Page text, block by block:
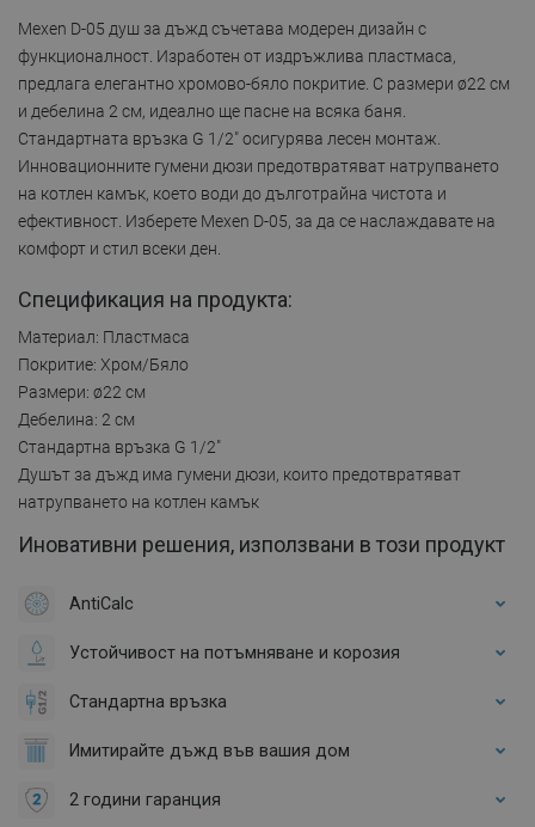
Mexen D-05 душ за дъжд съчетава модерен дизайн с
функционалност. Изработен от издръжлива пластмаса,
предлага елегантно хромово-бяло покритие. С размери ø22 см
и дебелина 2 см, идеално ще пасне на всяка баня.
Стандартната връзка G 1/2" осигурява лесен монтаж.
Инновационните гумени дюзи предотвратяват натрупването
на котлен камък, което води до дълготрайна чистота и
ефективност. Изберете Mexen D-05, за да се наслаждавате на
комфорт и стил всеки ден.
Спецификация на продукта:
Материал: Пластмаса
Покритие: Хром/Бяло
Размери: ø22 см
Дебелина: 2 см
Стандартна връзка G 1/2"
Душът за дъжд има гумени дюзи, които предотвратяват
натрупването на котлен камък
Иновативни решения, използвани в този продукт
AntiCalc
Устойчивост на потъмняване и корозия
Стандартна връзка
Имитирайте дъжд във вашия дом
2 години гаранция